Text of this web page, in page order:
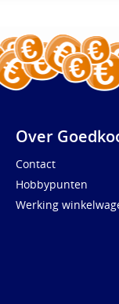
Over
Contact
Hobbypunten
Werking